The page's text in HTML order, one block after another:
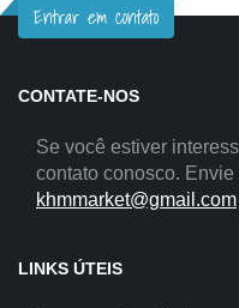
Entrar em contato
CONTATE-NOS
Se você estiver
contato conosco.
khmmarket@gmail.com
LINKS ÚTEIS